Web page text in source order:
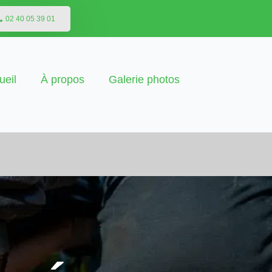
02 40 05 39 01
À propos Galerie photos